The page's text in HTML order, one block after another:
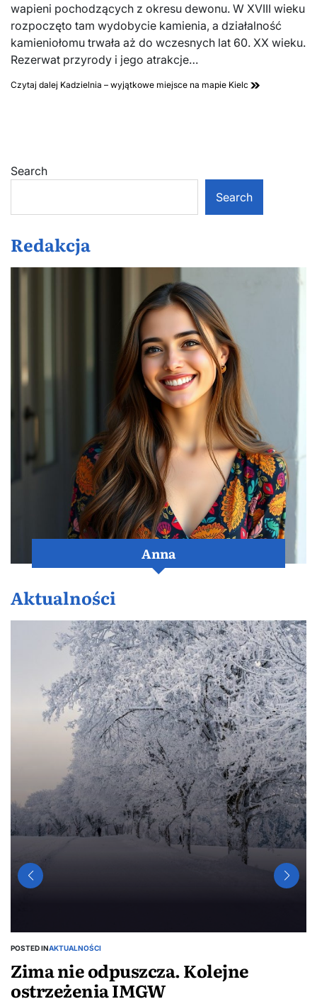
wapieni pochodzących z okresu dewonu. W XVIII wieku
rozpoczęto tam wydobycie kamienia, a działalność
kamieniołomu trwała aż do wczesnych lat 60. XX wieku.
Rezerwat przyrody i jego atrakcje…
Czytaj dalej Kadzielnia – wyjątkowe miejsce na mapie Kielc
Search
Search
Redakcja
Anna
Aktualności
POSTED INAKTUALNOŚCI
Zima nie odpuszcza. Kolejne
ostrzeżenia IMGW